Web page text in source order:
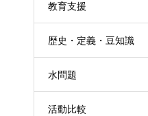
教育支援
歴史・定義・豆知識
水問題
活動比較